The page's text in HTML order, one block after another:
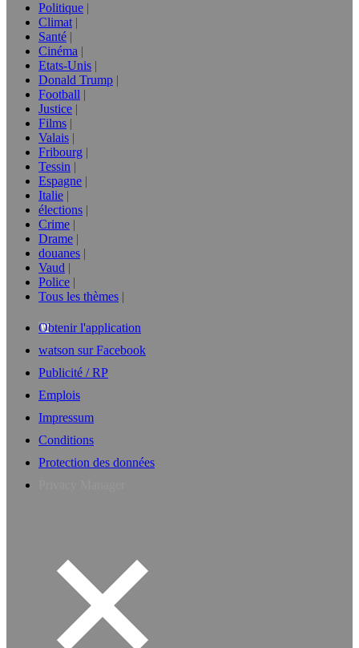
Politique
Climat
Santé
Cinéma
Etats-Unis
Donald Trump
Football
Justice
Films
Valais
Fribourg
Tessin
Espagne
Italie
élections
Crime
Drame
douanes
Vaud
Police
Tous les thèmes
Obtenir l'application
watson sur Facebook
Publicité / RP
Emplois
Impressum
Conditions
Protection des données